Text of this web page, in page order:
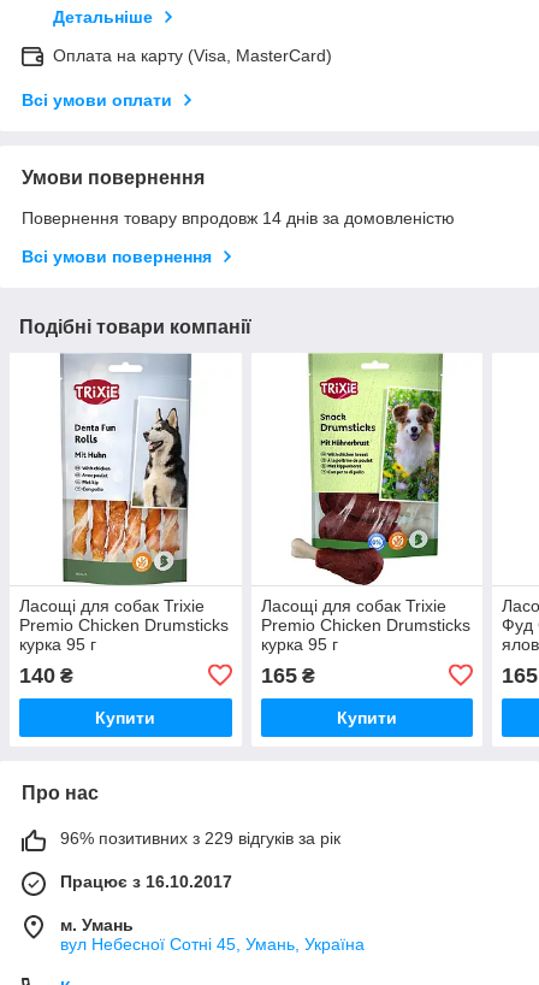
Детальніше
Оплата на карту (Visa, MasterCard)
Всі умови оплати
Умови повернення
Повернення товару впродовж 14 днів за домовленістю
Всі умови повернення
Подібні товари компанії
Ласощі для собак Trixie
Premio Chicken Drumsticks
курка 95 г
140 ₴
Купити
Ласощі для собак Trixie
Premio Chicken Drumsticks
курка 95 г
165₴
Купити
Фуд
165
Про нас
96% позитивних з 229 відгуків за рік
Працює з 16.10.2017
м. Умань
вул Небесної Сотні 45, Умань, Україна